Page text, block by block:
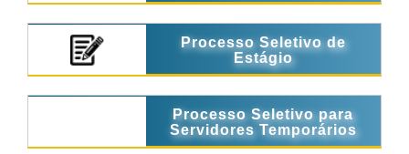
Processo Seletivo de
Estágio
Processo Seletivo para
Servidores Temporários